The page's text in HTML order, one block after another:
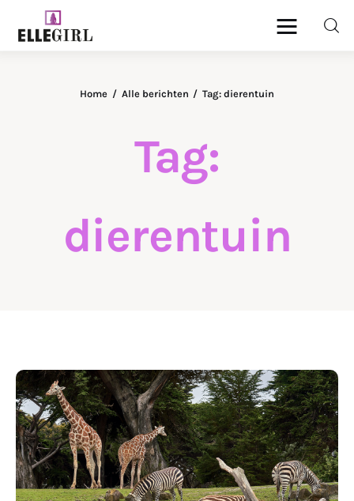
Tag:
dierentuin
Home Alle berichten Tag: dierentuin
Ellegirl
Gezondheid
Wonen
Zakelijk
DELEN